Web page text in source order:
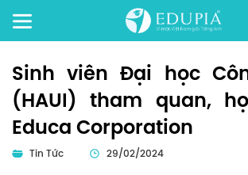
Sinh viên Đại học
(HAUI) tham quan,
Educa Corporation
Tin Tức 29/02/2024